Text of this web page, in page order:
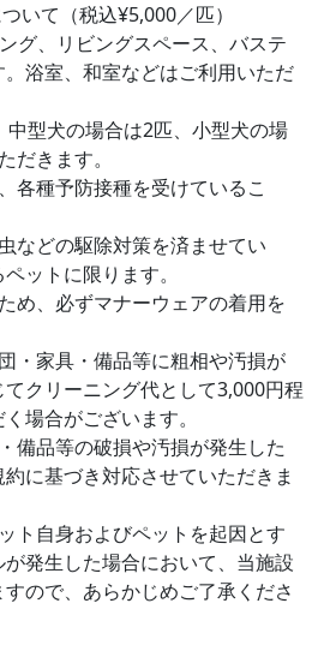
いて（税込¥5,000／匹）
グ、リビングスペース、バステ
浴室、和室などはご利用いただ
型犬の場合は2匹、小型犬の場
だきます。
各種予防接種を受けているこ
などの駆除対策を済ませてい
ットに限ります。
め、必ずマナーウェアの着用を
・家具・備品等に粗相や汚損が
クリーニング代として3,000円程
場合がございます。
備品等の破損や汚損が発生した
に基づき対応させていただきま
ト自身およびペットを起因とす
発生した場合において、当施設
ので、あらかじめご了承くださ